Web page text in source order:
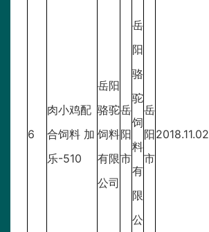
6
肉小鸡配
合饲料 加
乐-510
岳阳
骆驼
饲料
有限
公司
岳
阳
市
岳
阳
骆
驼
饲
料
有
限
公
岳
阳
市
2018.11.02